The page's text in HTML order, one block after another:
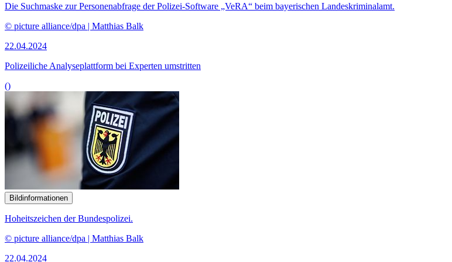
Die Suchmaske zur Personenabfrage der Polizei-Software „VeRA“ beim bayerischen Landeskriminalamt.
© picture alliance/dpa | Matthias Balk
22.04.2024
Polizeiliche Analyse­plattform bei Experten umstritten
()
Bildinformationen
Hoheitszeichen der Bundespolizei.
© picture alliance/dpa | Matthias Balk
22.04.2024